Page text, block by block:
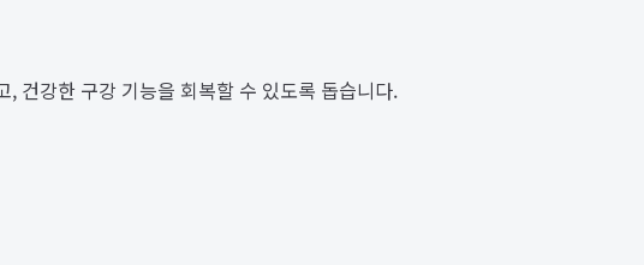
건강한 구강 기능을 회복할 수 있도록 돕습니다.